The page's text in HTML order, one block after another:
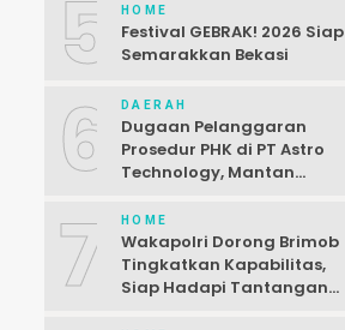
5 HOME
Festival GEBRAK! 2026 Siap
Semarakkan Bekasi
6 DAERAH
Dugaan Pelanggaran
Prosedur PHK di PT Astro
Technology, Mantan
7 HOME
Wakapolri Dorong Brimob
Tingkatkan Kapabilitas,
Siap Hadapi Tantangan